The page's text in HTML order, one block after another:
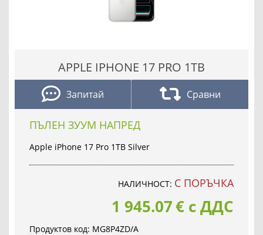
APPLE IPHONE 17 PRO 1TB
Запитай Сравни
ПЪЛЕН ЗУУМ НАПРЕД
Apple iPhone 17 Pro 1TB Silver
НАЛИЧНОСТ: С ПОРЪЧКА
1 945.07€ с ДДС
Продуктов код: MG8P4ZD/A